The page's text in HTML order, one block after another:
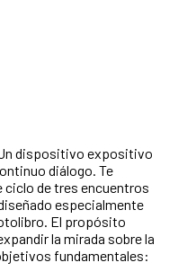
dispositivo expositivo
diálogo. Te
de tres encuentros
especialmente
El propósito
la mirada sobre la
fundamentales: